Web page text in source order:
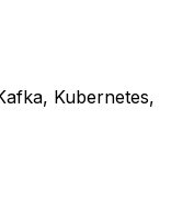
Kubernetes,